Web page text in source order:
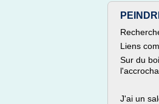
Liens
Sur du
J'ai un